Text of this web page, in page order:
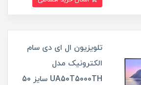
تلویزیون ال ای دی سام
الکترونیک مدل
UA50T5000TH سایز 50